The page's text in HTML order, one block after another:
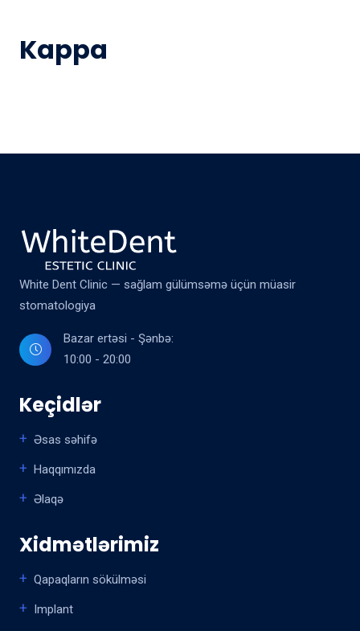
Kappa
White Dent Clinic — sağlam gülümsəmə üçün müasir
stomatologiya
Bazar ertəsi - Şənbə:
10:00 - 20:00
Keçidlər
Əsas səhifə
Haqqımızda
Əlaqə
Xidmətlərimiz
Qapaqların sökülməsi
Implant